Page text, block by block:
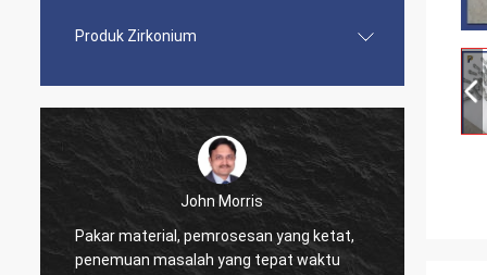
Produk Zirkonium
John Morris
Pakar material, pemrosesan yang ketat,
penemuan masalah yang tepat waktu